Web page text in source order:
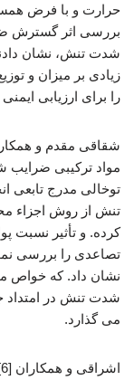
حرارت و با فرض
بررسی اثر گسترش
شدت تنش، نشان
زیادی بر میزان و
را برای ارزیابی
مواد ترکیبی
توخالی مدرج تابعی
تنش از روش اجزاء
کرده. و تأثیر نسبت
تصاعدی را بررسی
نشان داد. که خواص
شدت تنش در امتداد
می گذارد.